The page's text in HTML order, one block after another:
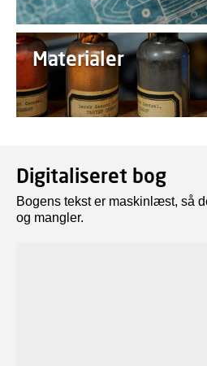
Materialer
Digitaliseret bog
Bogens tekst er maskinlæst, så
og mangler.